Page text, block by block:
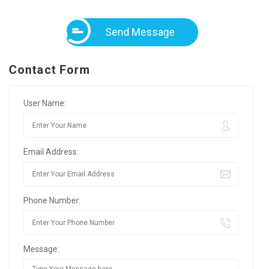
Send Message
Contact Form
User Name:
Email Address:
Phone Number:
Message: